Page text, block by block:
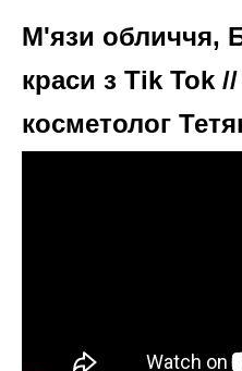
М'язи обличчя,
краси з Tik Tok //
косметолог